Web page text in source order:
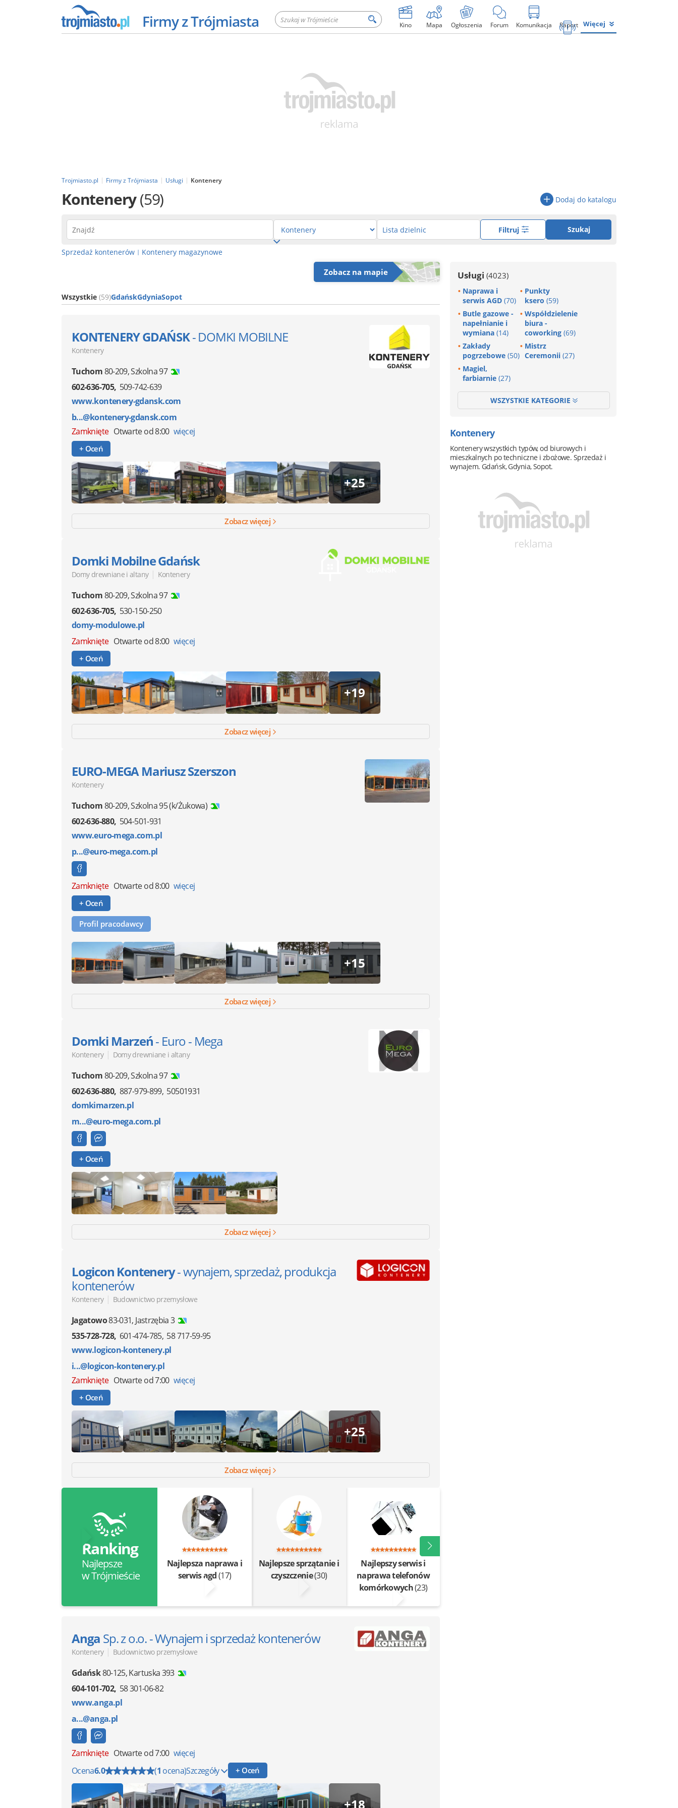
Firmy z Trójmiasta Kino Mapa Ogłoszenia Forum Komunikacja Raport Więcej
Trojmiasto.pl Firmy z Trójmiasta Usługi Kontenery
Kontenery(59) Dodaj do katalogu
Filtruj Szukaj
Sprzedaż kontenerów | Kontenery magazynowe
Zobacz na mapie
Wszystkie (59)GdańskGdyniaSopot
KONTENERY GDAŃSK- DOMKI MOBILNE
Kontenery
Tuchom80-209,Szkolna 97
602-636-705 509-742-639
www.kontenery-gdansk.com
b...@kontenery-gdansk.com
Zamknięte Otwarte od 8:00 więcej
+ Oceń
+25
Zobacz więcej
Domki Mobilne Gdańsk
Domy drewniane i altany | Kontenery
Tuchom80-209,Szkolna 97
602-636-705 530-150-250
domy-modulowe.pl
Zamknięte Otwarte od 8:00 więcej
+ Oceń
+19
Zobacz więcej
EURO-MEGA Mariusz Szerszon
Kontenery
Tuchom80-209,Szkolna 95(k/Żukowa)
602-636-880 504-501-931
www.euro-mega.com.pl
p...@euro-mega.com.pl
Zamknięte Otwarte od 8:00 więcej
+ Oceń
Profil pracodawcy
+15
Zobacz więcej
Domki Marzeń- Euro - Mega
Kontenery | Domy drewniane i altany
Tuchom80-209,Szkolna 97
602-636-880 887-979-899 50501931
domkimarzen.pl
m...@euro-mega.com.pl
+ Oceń
Zobacz więcej
Logicon Kontenery- wynajem, sprzedaż, produkcja
kontenerów
Kontenery | Budownictwo przemysłowe
Jagatowo83-031, Jastrzębia 3
535-728-728 601-474-785 58 717-59-95
www.logicon-kontenery.pl
i...@logicon-kontenery.pl
Zamknięte Otwarte od 7:00 więcej
+ Oceń
+25
Zobacz więcej
Ranking
Najlepsze
w Trójmieście
Najlepsza naprawa i
serwis agd(17)
Najlepsze sprzątanie i
czyszczenie(30)
Najlepszy serwis i
naprawa telefonów
komórkowych(23)
Anga Sp. z o.o. - Wynajem i sprzedaż kontenerów
Kontenery | Budownictwo przemysłowe
Gdańsk80-125,Kartuska 393
604-101-702 58 301-06-82
www.anga.pl
a...@anga.pl
Zamknięte Otwarte od 7:00 więcej
Ocena6.0 (1 ocena)Szczegóły + Oceń
+18
Usługi (4023)
Naprawa i
serwis AGD (70)
Punkty
ksero (59)
Butle gazowe -
napełnianie i
wymiana (14)
Współdzielenie
biura -
coworking (69)
Zakłady
pogrzebowe (50)
Mistrz
Ceremonii (27)
Magiel,
farbiarnie (27)
WSZYSTKIE KATEGORIE
Kontenery
Kontenery wszystkich typów, od biurowych i
mieszkalnych po techniczne i zbożowe. Sprzedaż i
wynajem. Gdańsk, Gdynia, Sopot.